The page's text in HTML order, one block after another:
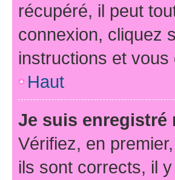
récupéré, il peut
connexion, cliquez
instructions et
Haut
Je suis enregistré
Vérifiez, en
ils sont corrects, il